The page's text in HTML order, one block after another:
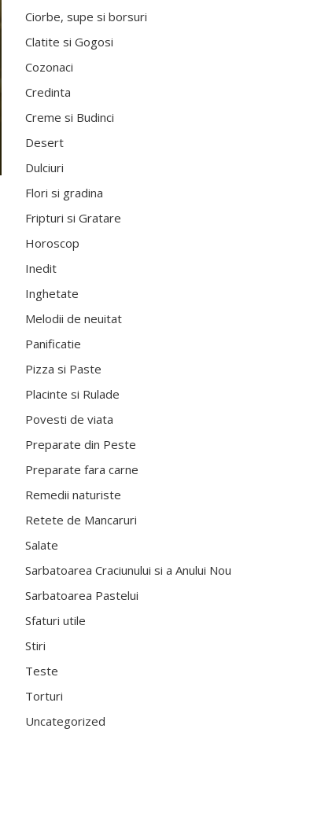
Ciorbe, supe si borsuri
Clatite si Gogosi
Cozonaci
Credinta
Creme si Budinci
Desert
Dulciuri
Flori si gradina
Fripturi si Gratare
Horoscop
Inedit
Inghetate
Melodii de neuitat
Panificatie
Pizza si Paste
Placinte si Rulade
Povesti de viata
Preparate din Peste
Preparate fara carne
Remedii naturiste
Retete de Mancaruri
Salate
Sarbatoarea Craciunului si a Anului Nou
Sarbatoarea Pastelui
Sfaturi utile
Stiri
Teste
Torturi
Uncategorized